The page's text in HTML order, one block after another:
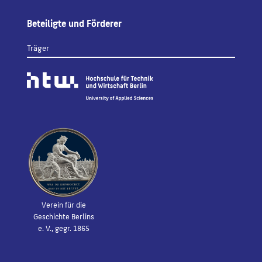
Beteiligte und Förderer
Träger
Verein für die
Geschichte Berlins
e. V., gegr. 1865